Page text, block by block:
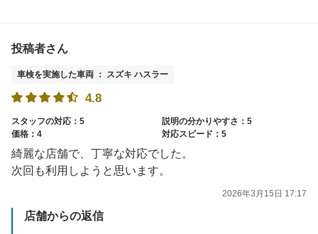
投稿者さん
車検を実施した車両 ： スズキ ハスラー
4.8
スタッフの対応：5
説明の分かりやすさ：5
価格：4
対応スピード：5
綺麗な店舗で、丁寧な対応でした。
次回も利用しようと思います。
2026年3月15日 17:17
店舗からの返信